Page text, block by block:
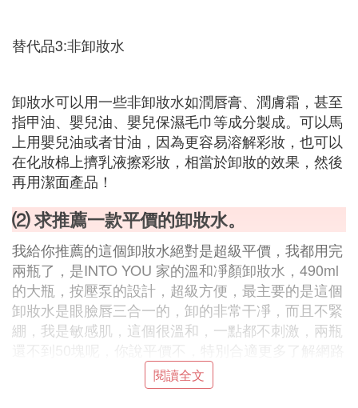
替代品3:非卸妝水
卸妝水可以用一些非卸妝水如潤唇膏、潤膚霜，甚至
指甲油、嬰兒油、嬰兒保濕毛巾等成分製成。可以馬
上用嬰兒油或者甘油，因為更容易溶解彩妝，也可以
在化妝棉上擠乳液擦彩妝，相當於卸妝的效果，然後
再用潔面產品！
⑵ 求推薦一款平價的卸妝水。
我給你推薦的這個卸妝水絕對是超級平價，我都用完
兩瓶了，是INTO YOU 家的溫和凈顏卸妝水，490ml
的大瓶，按壓泵的設計，超級方便，最主要的是這個
卸妝水是眼臉唇三合一的，卸的非常干凈，而且不緊
綳，我是敏感肌，這個很溫和，一點都不刺激，兩瓶
還不到50塊呢，你說平價不，特別合適更多了解網路
閱讀全文